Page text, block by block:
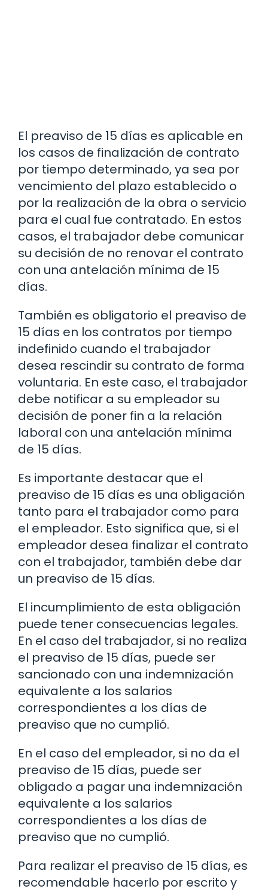
El preaviso de 15 días es aplicable en
los casos de finalización de contrato
por tiempo determinado, ya sea por
vencimiento del plazo establecido o
por la realización de la obra o servicio
para el cual fue contratado. En estos
casos, el trabajador debe comunicar
su decisión de no renovar el contrato
con una antelación mínima de 15
días.
También es obligatorio el preaviso de
15 días en los contratos por tiempo
indefinido cuando el trabajador
desea rescindir su contrato de forma
voluntaria. En este caso, el trabajador
debe notificar a su empleador su
decisión de poner fin a la relación
laboral con una antelación mínima
de 15 días.
Es importante destacar que el
preaviso de 15 días es una obligación
tanto para el trabajador como para
el empleador. Esto significa que, si el
empleador desea finalizar el contrato
con el trabajador, también debe dar
un preaviso de 15 días.
El incumplimiento de esta obligación
puede tener consecuencias legales.
En el caso del trabajador, si no realiza
el preaviso de 15 días, puede ser
sancionado con una indemnización
equivalente a los salarios
correspondientes a los días de
preaviso que no cumplió.
En el caso del empleador, si no da el
preaviso de 15 días, puede ser
obligado a pagar una indemnización
equivalente a los salarios
correspondientes a los días de
preaviso que no cumplió.
Para realizar el preaviso de 15 días, es
recomendable hacerlo por escrito y